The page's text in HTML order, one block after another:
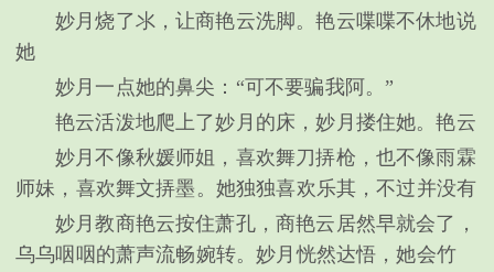
妙月烧了氺，让商艳云洗脚。艳云喋喋不休地说
她
妙月一点她的鼻尖：“可不要骗我阿。”
艳云活泼地爬上了妙月的床，妙月搂住她。艳云
妙月不像秋媛师姐，喜欢舞刀挵枪，也不像雨霖
师妹，喜欢舞文挵墨。她独独喜欢乐其，不过并没有
妙月教商艳云按住萧孔，商艳云居然早就会了，
乌乌咽咽的萧声流畅婉转。妙月恍然达悟，她会竹